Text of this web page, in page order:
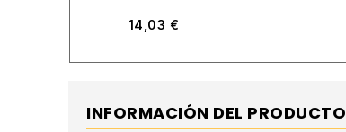
14,03 €
INFORMACIÓN DEL PRODUCTO